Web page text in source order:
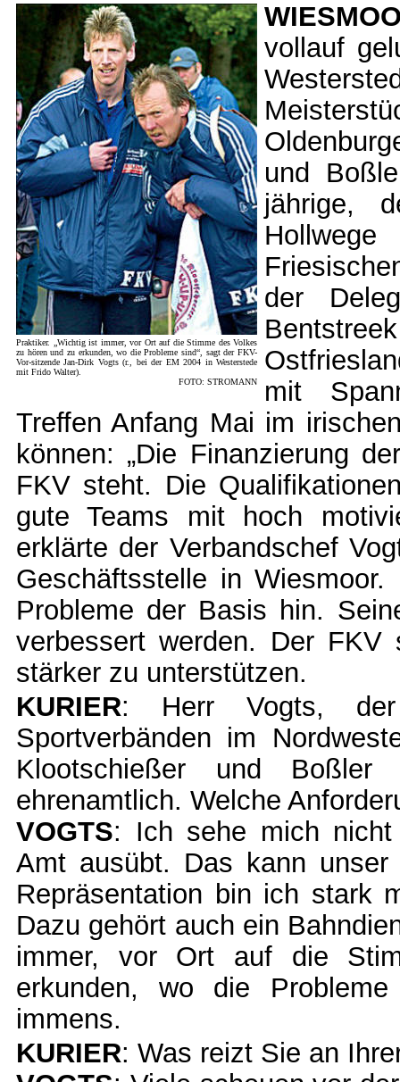
Praktiker. „Wichtig ist immer, vor Ort auf die Stimme des Volkes
zu hören und zu erkunden, wo die Probleme sind“, sagt der FKV-
Vor-sitzende Jan-Dirk Vogts (r., bei der EM 2004 in Westerstede
mit Frido Walter).
FOTO: STROMANN
vollauf
und
jährige,
der
mit
Treffen Anfang Mai im
können: „Die Finanzierung
FKV steht. Die
gute Teams mit hoch
erklärte der Verbandschef
Geschäftsstelle in
Probleme der Basis hin.
verbessert werden. Der
stärker zu unterstützen.
KURIER: Herr Vogts,
Sportverbänden im
Klootschießer und Boßler
ehrenamtlich. Welche
VOGTS: Ich sehe mich
Amt ausübt. Das kann unser
Repräsentation bin ich stark
Dazu gehört auch ein
immer, vor Ort auf die
erkunden, wo die
immens.
KURIER: Was reizt Sie an